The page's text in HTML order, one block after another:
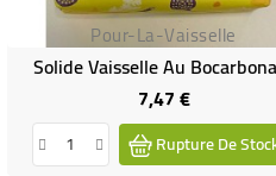
Pour-La-Vaisselle
Solide Vaisselle Au
7,47 €Prix
Rupture De